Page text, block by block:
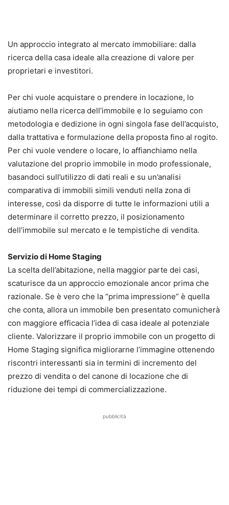
Un approccio integrato al mercato immobiliare: dalla
ricerca della casa ideale alla creazione di valore per
proprietari e investitori.
Per chi vuole acquistare o prendere in locazione, lo
aiutiamo nella ricerca dell’immobile e lo seguiamo con
metodologia e dedizione in ogni singola fase dell’acquisto,
dalla trattativa e formulazione della proposta fino al rogito.
Per chi vuole vendere o locare, lo affianchiamo nella
valutazione del proprio immobile in modo professionale,
basandoci sull’utilizzo di dati reali e su un’analisi
comparativa di immobili simili venduti nella zona di
interesse, così da disporre di tutte le informazioni utili a
determinare il corretto prezzo, il posizionamento
dell’immobile sul mercato e le tempistiche di vendita.
Servizio di Home Staging
La scelta dell’abitazione, nella maggior parte dei casi,
scaturisce da un approccio emozionale ancor prima che
razionale. Se è vero che la “prima impressione” è quella
che conta, allora un immobile ben presentato comunicherà
con maggiore efficacia l’idea di casa ideale al potenziale
cliente. Valorizzare il proprio immobile con un progetto di
Home Staging significa migliorarne l’immagine ottenendo
riscontri interessanti sia in termini di incremento del
prezzo di vendita o del canone di locazione che di
riduzione dei tempi di commercializzazione.
pubblicità